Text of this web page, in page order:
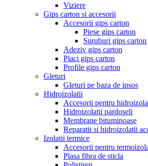
Viziere
Gips carton si accesorii
Accesorii gips carton
Piese gips carton
Suruburi gips carton
Adeziv gips carton
Placi gips carton
Profile gips carton
Gleturi
Gleturi pe baza de ipsos
Hidroizolatii
Accesorii pentru
Hidroizolatii pardoseli
Membrane bituminoase
Reparatii si hidroizolatii
Izolatii termice
Accesorii pentru
Plasa fibra de sticla